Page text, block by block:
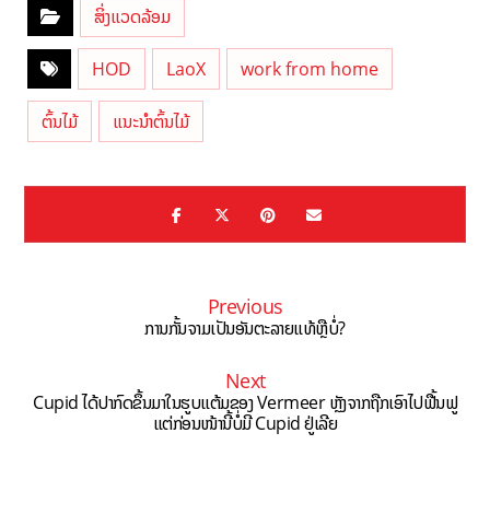
ສິ່ງແວດລ້ອມ
HOD LaoX work from home
ຕົ້ນໄມ້ ແນະນຳຕົ້ນໄມ້
Previous
ການກັ້ນຈາມເປັນອັນຕະລາຍແທ້ຫຼືບໍ່?
Next
Cupid ໄດ້ປາກົດຂຶ້ນມາໃນຮູບແຕ້ມຂອງ Vermeer ຫຼັງຈາກຖືກເອົາໄປຟື້ນຟູ
ແຕ່ກ່ອນໜ້ານີ້ບໍ່ມີ Cupid ຢູ່ເລີຍ